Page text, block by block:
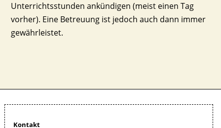
Unterrichtsstunden ankündigen (meist einen Tag
vorher). Eine Betreuung ist jedoch auch dann immer
gewährleistet.
Kontakt